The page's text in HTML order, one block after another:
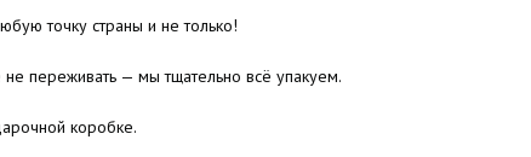
точку страны и не только!
не переживать — мы тщательно всё упакуем.
коробке.